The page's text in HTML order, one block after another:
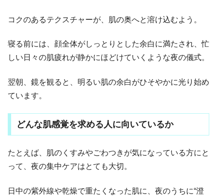
コクのあるテクスチャーが、肌の奥へと溶け込むよう。
寝る前には、顔全体がしっとりとした余白に満たされ、忙
しい日々の肌疲れが静かにほどけていくような夜の儀式。
翌朝、鏡を観ると、明るい肌の余白がひそやかに光り始め
ています。
どんな肌感覚を求める人に向いているか
たとえば、肌のくすみやごわつきが気になっている方にと
って、夜の集中ケアはとても大切。
日中の紫外線や乾燥で重たくなった肌に、夜のうちに“澄